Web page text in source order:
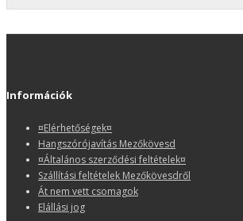
Információk
¤Elérhetőségek¤
Hangszórójavítás Mezőkövesd
¤Általános szerződési feltételek¤
Szállítási feltételek Mezőkövesdről
Át nem vett csomagok
Elállási jog